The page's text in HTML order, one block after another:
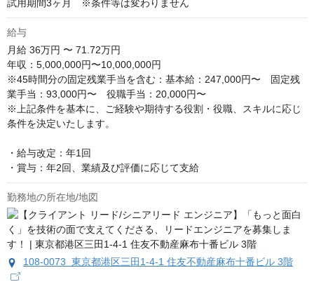
試用期間3ヶ月　※条件等は変わりません
給与
月給 36万円 〜 71.72万円
年収：5,000,000円〜10,000,000円
※45時間分の固定残業手当を含む：基本給：247,000円〜　固定残
業手当：93,000円〜　役職手当：20,000円〜
※上記条件を基本に、ご経験や期待する役割・役職、スキルに応じ
条件を決定いたします。
・給与改定：年1回
・賞与：年2回、業績及び評価に応じて支給
勤務地の所在地/地図
108-0073 東京都港区三田1-4-1 住友不動産麻布十番ビル 3階